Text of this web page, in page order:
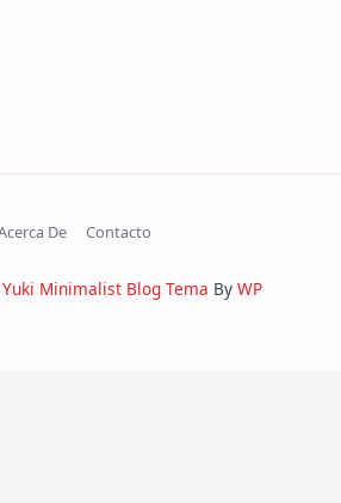
De Contacto
Yuki Minimalist Blog Tema By WP